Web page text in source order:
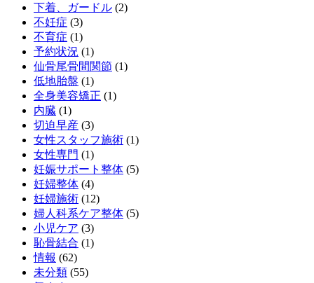
下着、ガードル (2)
不妊症 (3)
不育症 (1)
予約状況 (1)
仙骨尾骨間関節 (1)
低地胎盤 (1)
全身美容矯正 (1)
内臓 (1)
切迫早産 (3)
女性スタッフ施術 (1)
女性専門 (1)
妊娠サポート整体 (5)
妊婦整体 (4)
妊婦施術 (12)
婦人科系ケア整体 (5)
小児ケア (3)
恥骨結合 (1)
情報 (62)
未分類 (55)